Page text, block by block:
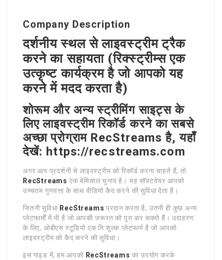
Company Description
दर्शनीय स्थल से लाइवस्ट्रीम ट्रैक
करने का सहायता (रिक्स्ट्रीम्स एक
उत्कृष्ट कार्यक्रम है जो आपको यह
करने में मदद करता है)
शोरूम और अन्य स्ट्रीमिंग साइट्स के
लिए लाइवस्ट्रीम रिकॉर्ड करने का सबसे
अच्छा प्रोग्राम RecStreams है, यहाँ
देखें: https://recstreams.com
अगर आप प्रदर्शनी से लाइवस्ट्रीम को रिकॉर्ड करना चाहते हैं, तो
RecStreams एक बेमिसाल चुनाव है। यह सॉफ़्टवेयर आपको
उच्चतम गुणवत्ता के साथ वीडियो कैद करने की सुविधा देता है।
जितनी सुविधा RecStreams प्रदान करता है, उतनी ही कुछ अन्य
प्लेटफार्मों में भी है जो आपकी जरूरत को पूरा कर सकते हैं। उदाहरण
के लिए, ओबीएस स्टूडियो एक नि:शुल्क प्लेटफार्म है जो आपको
लाइवस्ट्रीम को कैद करने की सुविधा।
इस गाइड में, हम आपको RecStreams का उपयोग करके